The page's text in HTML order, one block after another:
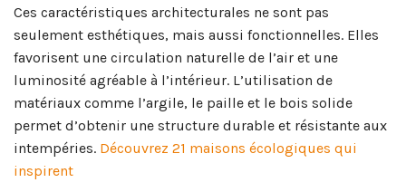
Ces caractéristiques architecturales ne sont pas
seulement esthétiques, mais aussi fonctionnelles. Elles
favorisent une circulation naturelle de l’air et une
luminosité agréable à l’intérieur. L’utilisation de
matériaux comme l’argile, le paille et le bois solide
permet d’obtenir une structure durable et résistante aux
intempéries. Découvrez 21 maisons écologiques qui
inspirent